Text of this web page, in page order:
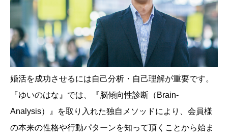
婚活を成功させるには自己分析・自己理解が重要です。
『ゆいのはな』では、『脳傾向性診断（Brain-
Analysis）』を取り入れた独自メソッドにより、会員様
の本来の性格や行動パターンを知って頂くことから始ま